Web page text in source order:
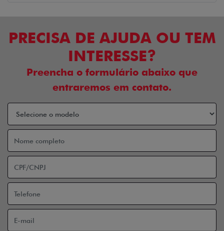
PRECISA DE AJUDA OU TEM
INTERESSE?
Preencha o formulário abaixo que
entraremos em contato.